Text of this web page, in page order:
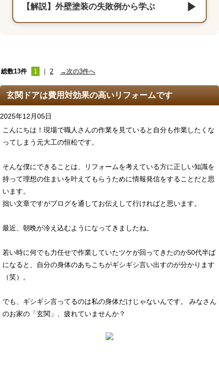
【解説】外壁塗装の失敗例から学ぶ ▶
総数13件 1 ｜ 2 →次の3件へ
玄関ドアは費用対効果の高いリフォームです
2025年12月05日
こんにちは！現場で職人さんの作業を見ていると自分も作業したくな
ってしまう元大工の恒松です。
そんな僕にできることは、リフォームを考えている方に正しい知識を
持って理想の住まいを叶えてもらうために情報発信をすることだと思
います。
拙い文章ですがブログを通してお伝えして行ければと思います。
最近、朝晩が冷え込むようになってきましたね。
若い時に何でも力任せで作業していたツケが回ってきたのか50代半ば
になると、自分の身体のあちこちがギシギシ言い出すのが分かります
（笑）。
でも、ギシギシ言ってるのは私の身体だけじゃないんです。 みなさん
のお家の「玄関」、疲れていませんか？